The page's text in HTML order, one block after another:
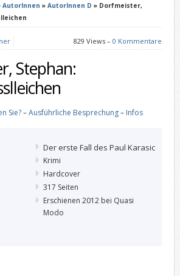
AutorInnen » AutorInnen D » Dorfmeister,
829 Views –0 Kommentare
Stephan:
Sie?–Ausführliche Besprechung– Infos
Der erste Fall des Paul Karasic
Krimi
Hardcover
317 Seiten
Erschienen 2012 bei Quasi
Modo